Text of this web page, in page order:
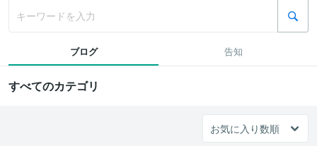
ブログ 告知
すべてのカテゴリ